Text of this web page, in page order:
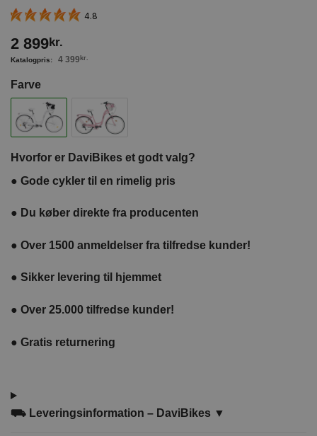
4.8
2 899kr.
4 399 kr.
Farve
Hvorfor er DaviBikes et godt valg?
● Gode cykler til en rimelig pris
● Du køber direkte fra producenten
● Over 1500 anmeldelser fra tilfredse kunder!
● Sikker levering til hjemmet
● Over 25.000 tilfredse kunder!
● Gratis returnering
⛟ Leveringsinformation – DaviBikes ▼